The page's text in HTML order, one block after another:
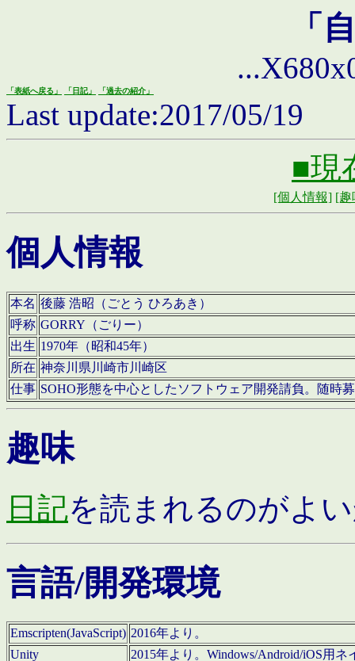
「
「表紙へ戻る」 「日記」 「過去の紹介」
Last update:2017/05/19
■現
[個人情報] [趣
個人情報
本名 後藤 浩昭（ごとう ひろあき）
呼称 GORRY（ごりー）
出生 1970年（昭和45年）
所在 神奈川県川崎市川崎区
仕事 SOHO形態を中心としたソフトウェア開発請負。随時
趣味
日記を読まれるのがよ
言語/開発環境
Emscripten(JavaScript) 2016年より。
Unity
2015年より。Windows/Android/iOS用